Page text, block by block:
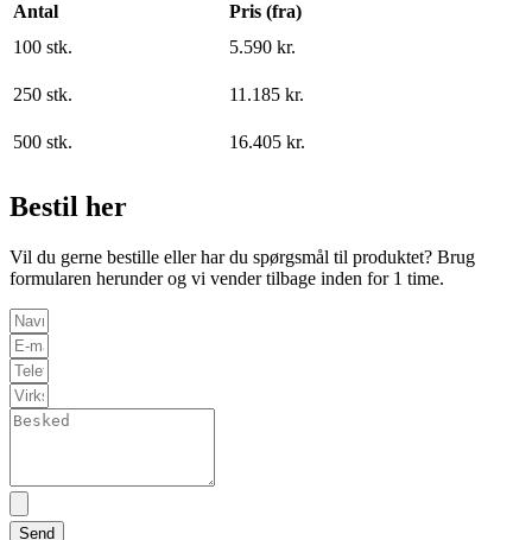
Antal
Pris (fra)
100 stk.
5.590 kr.
250 stk. 11.185 kr.
500 stk. 16.405 kr.
Bestil her
Vil du gerne bestille eller har du spørgsmål til produktet? Brug
formularen herunder og vi vender tilbage inden for 1 time.
Send